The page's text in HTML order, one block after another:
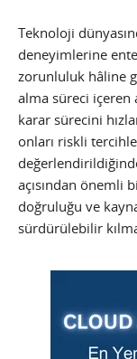
Teknoloji
deneyimlerine
zorunluluk hâline
alma süreci içeren
karar sürecini
onları riskli
açısından önemli
doğruluğu ve
sürdürülebilir